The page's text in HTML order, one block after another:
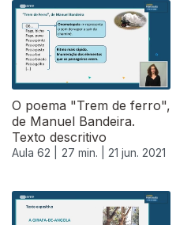
O poema "Trem de ferro",
de Manuel Bandeira.
Texto descritivo
Aula 62 | 27 min. | 21 jun. 2021